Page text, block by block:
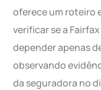
oferece um roteiro
verificar se a
depender apenas
observando
da seguradora no